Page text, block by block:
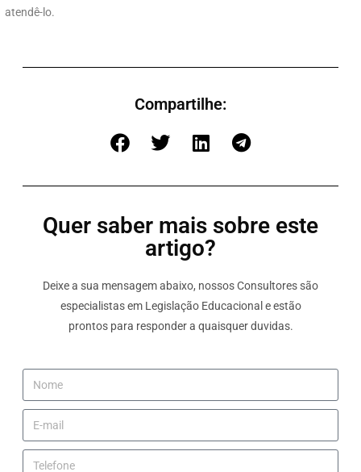
atendê-lo.
Compartilhe:
Quer saber mais sobre este
artigo?
Deixe a sua mensagem abaixo, nossos Consultores são
especialistas em Legislação Educacional e estão
prontos para responder a quaisquer duvidas.